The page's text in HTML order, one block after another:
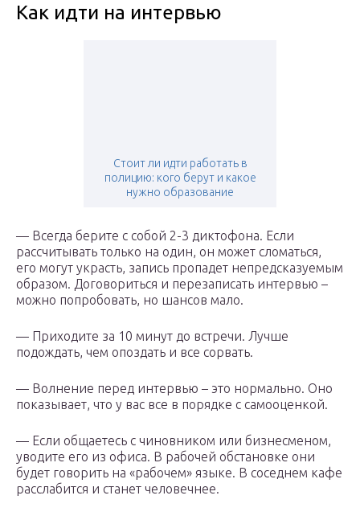
Как идти на интервью
Стоит ли идти работать в
полицию: кого берут и какое
нужно образование
— Всегда берите с собой 2-3 диктофона. Если
рассчитывать только на один, он может сломаться,
его могут украсть, запись пропадет непредсказуемым
образом. Договориться и перезаписать интервью –
можно попробовать, но шансов мало.
— Приходите за 10 минут до встречи. Лучше
подождать, чем опоздать и все сорвать.
— Волнение перед интервью – это нормально. Оно
показывает, что у вас все в порядке с самооценкой.
— Если общаетесь с чиновником или бизнесменом,
уводите его из офиса. В рабочей обстановке они
будет говорить на «рабочем» языке. В соседнем кафе
расслабится и станет человечнее.